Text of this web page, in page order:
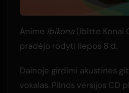
Anime Ibikona(Ibitte Konai
pradėjo rodyti liepos 8 d.
Dainoje girdimi akustinės
vokalas. Pilnos versijos CD